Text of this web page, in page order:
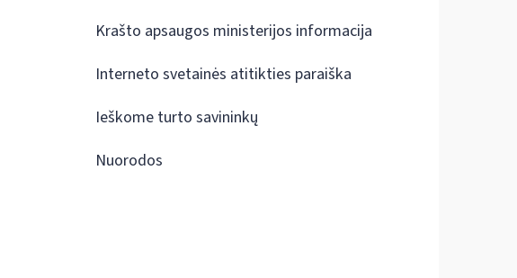
Krašto apsaugos ministerijos informacija
Interneto svetainės atitikties paraiška
Ieškome turto savininkų
Nuorodos